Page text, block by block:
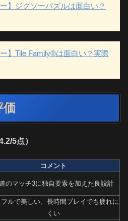
ー】ジグソーパズルは面白い？
ー】Tile Family®は面白い？実際
価
5点）
コメント
のマッチ3に独自要素を加えた良設計
フルで美しい、長時間プレイでも疲れに
くい